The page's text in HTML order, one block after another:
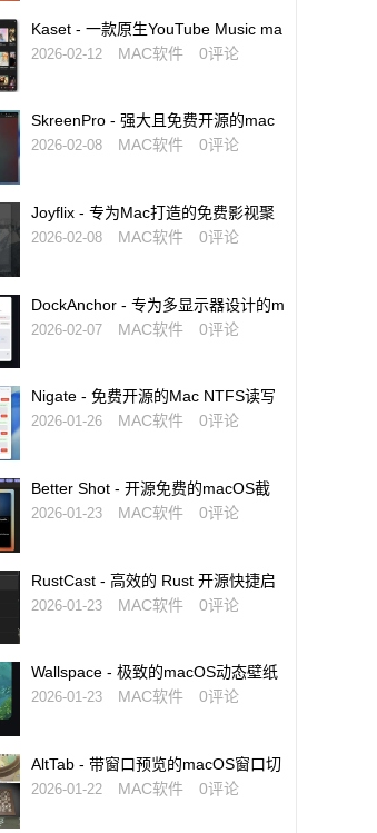
Kaset - 一款原生YouTube Music ma
cOS客户端
2026-02-12 MAC软件 0评论
SkreenPro - 强大且免费开源的mac
OS截图编辑工具
2026-02-08 MAC软件 0评论
Joyflix - 专为Mac打造的免费影视聚
合与电视直播工具
2026-02-08 MAC软件 0评论
DockAnchor - 专为多显示器设计的m
acOS Dock固定工具
2026-02-07 MAC软件 0评论
Nigate - 免费开源的Mac NTFS读写
工具
2026-01-26 MAC软件 0评论
Better Shot - 开源免费的macOS截
图与标注工具
2026-01-23 MAC软件 0评论
RustCast - 高效的 Rust 开源快捷启
动工具，Raycast 的免费替代品
2026-01-23 MAC软件 0评论
Wallspace - 极致的macOS动态壁纸
软件
2026-01-23 MAC软件 0评论
AltTab - 带窗口预览的macOS窗口切
换神器
2026-01-22 MAC软件 0评论